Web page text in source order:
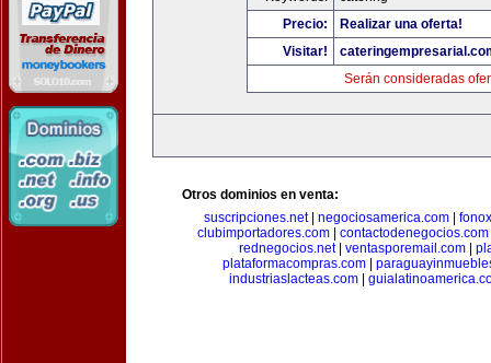
Precio:
Realizar una oferta!
Visitar!
Serán consideradas
Otros dominios en venta:
suscripciones.net| negociosamerica.com|
clubimportadores.com
contactodenegocios.com
rednegocios.net| ventasporemail.com
plataformacompras.com
industriaslacteas.com